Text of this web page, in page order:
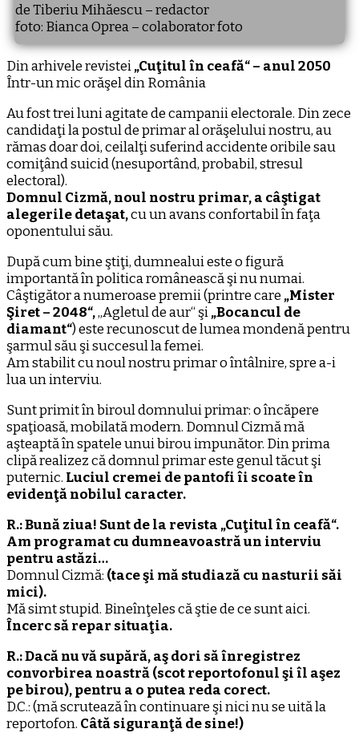
de Tiberiu Mihăescu – redactor
foto: Bianca Oprea – colaborator foto
Din arhivele revistei„Cuţitul în ceafă“ – anul 2050
Într-un mic orăşel din România
Au fost trei luni agitate de campanii electorale. Din zece
candidaţi la postul de primar al orăşelului nostru, au
rămas doar doi, ceilalţi suferind accidente oribile sau
comiţând suicid (nesuportând, probabil, stresul
electoral).
Domnul Cizmă, noul nostru primar, a câştigat
alegerile detaşat,cu un avans confortabil în faţa
oponentului său.
După cum bine ştiţi, dumnealui este o figură
importantă în politica românească şi nu numai.
Câştigător a numeroase premii (printre care „Mister
Şiret – 2048“,„Agletul de aur“ şi„Bocancul de
diamant“) este recunoscut de lumea mondenă pentru
şarmul său şi succesul la femei.
Am stabilit cu noul nostru primar o întâlnire, spre a-i
lua un interviu.
Sunt primit în biroul domnului primar: o încăpere
spaţioasă, mobilată modern. Domnul Cizmă mă
aşteaptă în spatele unui birou impunător. Din prima
clipă realizez că domnul primar este genul tăcut şi
puternic. Luciul cremei de pantofi îi scoate în
evidenţă nobilul caracter.
R.: Bună ziua! Sunt de la revista „Cuţitul în ceafă“.
Am programat cu dumneavoastră un interviu
pentru astăzi…
Domnul Cizmă: (tace şi mă studiază cu nasturii săi
mici).
Mă simt stupid. Bineînţeles că ştie de ce sunt aici.
Încerc să repar situaţia.
R.: Dacă nu vă supără, aş dori să înregistrez
convorbirea noastră (scot reportofonul şi îl aşez
pe birou), pentru a o putea reda corect.
D.C.: (mă scrutează în continuare şi nici nu se uită la
reportofon. Câtă siguranţă de sine!)